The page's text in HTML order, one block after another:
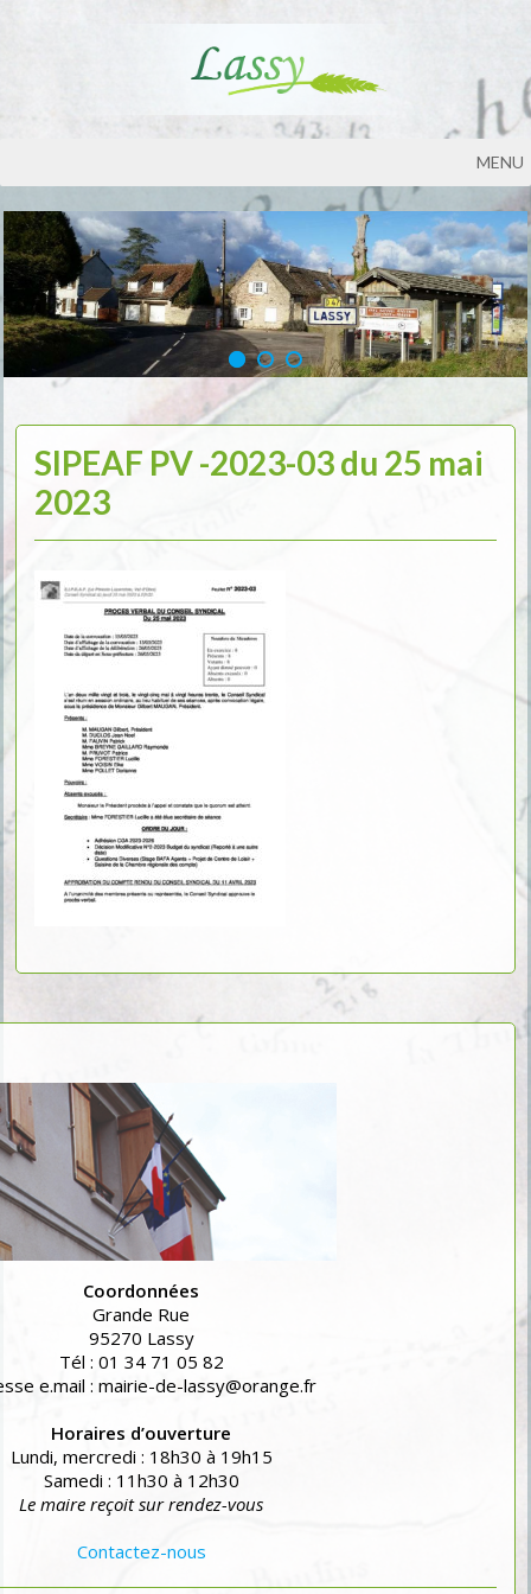
MENU
SIPEAF PV -2023-03 du 25 mai
2023
Coordonnées
Grande Rue
95270 Lassy
Tél : 01 34 71 05 82
e.mail : mairie-de-lassy@orange.fr
Horaires d’ouverture
Lundi, mercredi : 18h30 à 19h15
Samedi : 11h30 à 12h30
Le maire reçoit sur rendez-vous
Contactez-nous